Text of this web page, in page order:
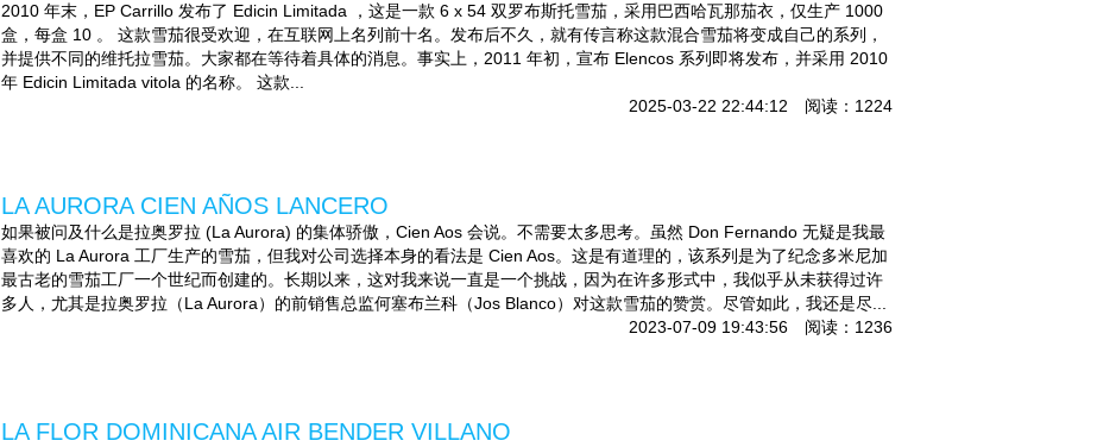
2010 年末，EP Carrillo 发布了 Edicin Limitada ，这是一款 6 x 54 双罗布斯托雪茄，采用巴西哈瓦那茄衣，仅生产 1000
盒，每盒 10 。 这款雪茄很受欢迎，在互联网上名列前十名。发布后不久，就有传言称这款混合雪茄将变成自己的系列，
并提供不同的维托拉雪茄。大家都在等待着具体的消息。事实上，2011 年初，宣布 Elencos 系列即将发布，并采用 2010
年 Edicin Limitada vitola 的名称。 这款...
2025-03-22 22:44:12 阅读：1224
LA AURORA CIEN AÑOS LANCERO
如果被问及什么是拉奥罗拉 (La Aurora) 的集体骄傲，Cien Aos 会说。不需要太多思考。虽然 Don Fernando 无疑是我最
喜欢的 La Aurora 工厂生产的雪茄，但我对公司选择本身的看法是 Cien Aos。这是有道理的，该系列是为了纪念多米尼加
最古老的雪茄工厂一个世纪而创建的。长期以来，这对我来说一直是一个挑战，因为在许多形式中，我似乎从未获得过许
多人，尤其是拉奥罗拉（La Aurora）的前销售总监何塞布兰科（Jos Blanco）对这款雪茄的赞赏。尽管如此，我还是尽...
2023-07-09 19:43:56 阅读：1236
LA FLOR DOMINICANA AIR BENDER VILLANO